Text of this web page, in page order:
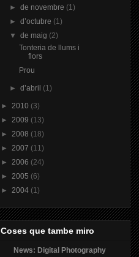
►de novembre (1)
►d’octubre (1)
▼de maig (2)
Tonteria de llums i
flors
Prou
►d’abril (1)
► 2010 (3)
► 2009 (13)
► 2008 (18)
► 2007 (11)
► 2006 (24)
► 2005 (6)
► 2004 (1)
Coses que tambe miro
News: Digital Photography